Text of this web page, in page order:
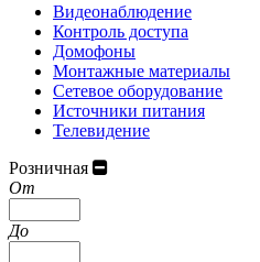
Видеонаблюдение
Контроль доступа
Домофоны
Монтажные материалы
Сетевое оборудование
Источники питания
Телевидение
Розничная
От
До